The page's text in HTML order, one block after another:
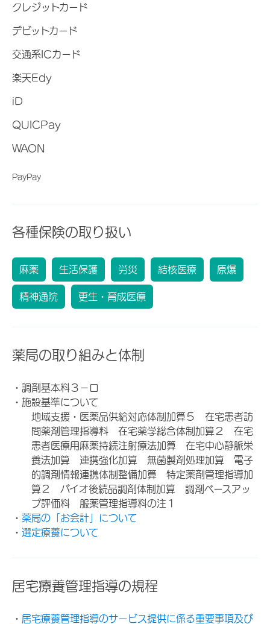
クレジットカード
デビットカード
交通系ICカード
楽天Edy
iD
QUICPay
WAON
PayPay
各種保険の取り扱い
麻薬 生活保護 労災 結核医療 原爆
精神通院 更生・育成医療
薬局の取り組みと体制
・調剤基本料３－ロ
・施設基準について
地域支援・医薬品供給対応体制加算５ 在宅患者訪
問薬剤管理指導料 在宅薬学総合体制加算２ 在宅
患者医療用麻薬持続注射療法加算 在宅中心静脈栄
養法加算 連携強化加算 無菌製剤処理加算 電子
的調剤情報連携体制整備加算 特定薬剤管理指導加
算２ バイオ後続品調剤体制加算 調剤ベースアッ
プ評価料 服薬管理指導料の注１
・ 薬局の「お会計」について
・ 選定療養について
居宅療養管理指導の規程
・ 居宅療養管理指導のサービス提供に係る重要事項及び